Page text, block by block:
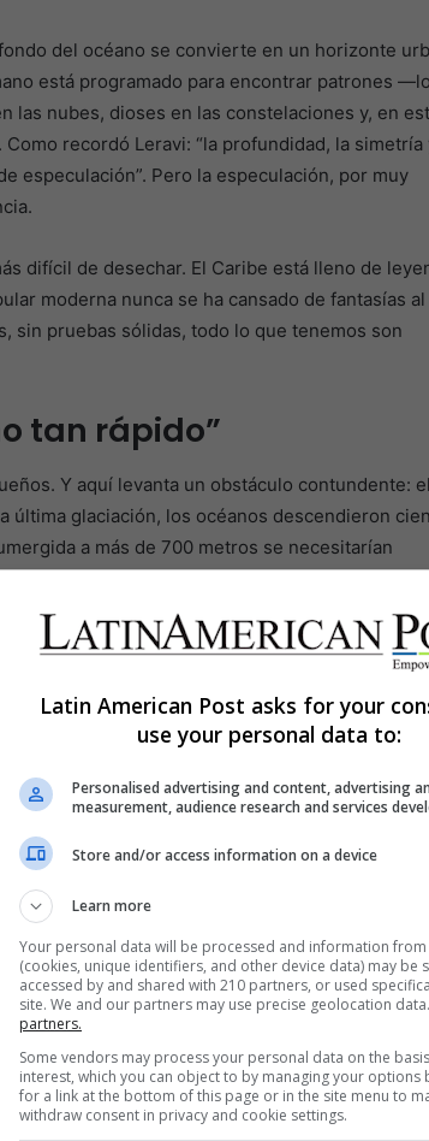
del océano se convierte en un horizonte
está programado para encontrar patrones
nubes, dioses en las constelaciones y, en
recordó Leravi: “la profundidad, la simetría
especulación”. Pero la especulación, por muy
difícil de desechar. El Caribe está lleno de
moderna nunca se ha cansado de fantasías al
sin pruebas sólidas, todo lo que tenemos son
tan rápido”
Y aquí levanta un obstáculo contundente: el
última glaciación, los océanos descendieron
a más de 700 metros se necesitarían
no solo el deshielo de glaciares.
Los procesos geológicos producen su propia
y las cicatrices de la erosión pueden imitar
Manuel Iturralde-Vinent, citado por Leravi,
de pruebas definitivas. El arqueólogo
a Leravi que una metrópolis tan avanzada, tan
en las Américas”.
pulso tras incontables espejismos. Frente a
¿escalones naturales de piedra o un
Tepe, en Turquía, que revolucionó nuestra
después de años de excavación, contextos
claro. Los paradigmas cambian cuando los
mientras la prueba no
resuelto hace años. Pero las profundidades
Latin American Post asks for your
use your personal data to:
Personalised advertising and content, advertising
measurement, audience research and services
Store and/or access information on a device
Learn more
Your personal data will be processed and information from
(cookies, unique identifiers, and other device data) may be
accessed by and shared with 210 partners, or used
site. We and our partners may use precise geolocation data.
partners.
Some vendors may process your personal data on the
interest, which you can object to by managing your options
for a link at the bottom of this page or in the site menu to
withdraw consent in privacy and cookie settings.